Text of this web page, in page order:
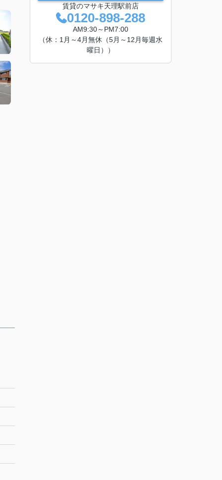
賃貸のマサキ天理駅前店
0120-898-288
AM9:30～PM7:00
（休：1月～4月無休（5月～12月毎週水
曜日））